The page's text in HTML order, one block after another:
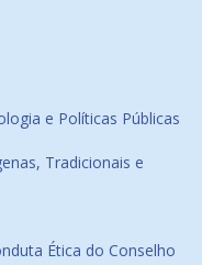
e Políticas Públicas
Tradicionais e
Ética do Conselho